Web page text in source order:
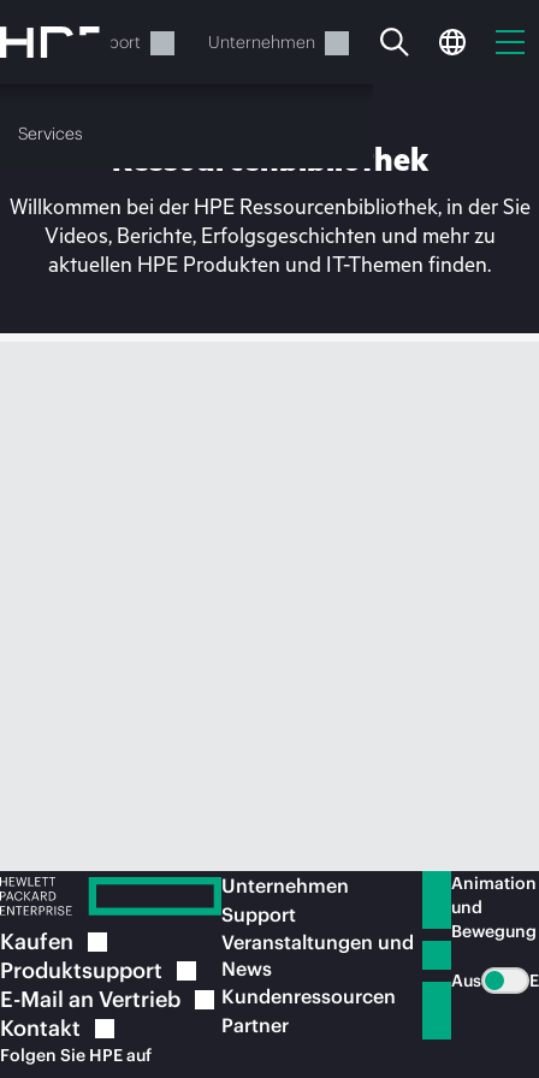
Hauptinhalt
wechseln
Support Unternehmen
Services
Ihr Warenkorb ist aktuell
Ressourcenbibliothek
Willkommen bei der HPE Ressourcenbibliothek, in der Sie
Videos, Berichte, Erfolgsgeschichten und mehr zu
aktuellen HPE Produkten und IT-Themen finden.
Kaufen
Produktsupport
E-Mail an Vertrieb
Kontakt
Folgen Sie HPE auf
Unternehmen
Support
Veranstaltungen und
News
Kundenressourcen
Partner
Animation
und
Bewegung
Aus